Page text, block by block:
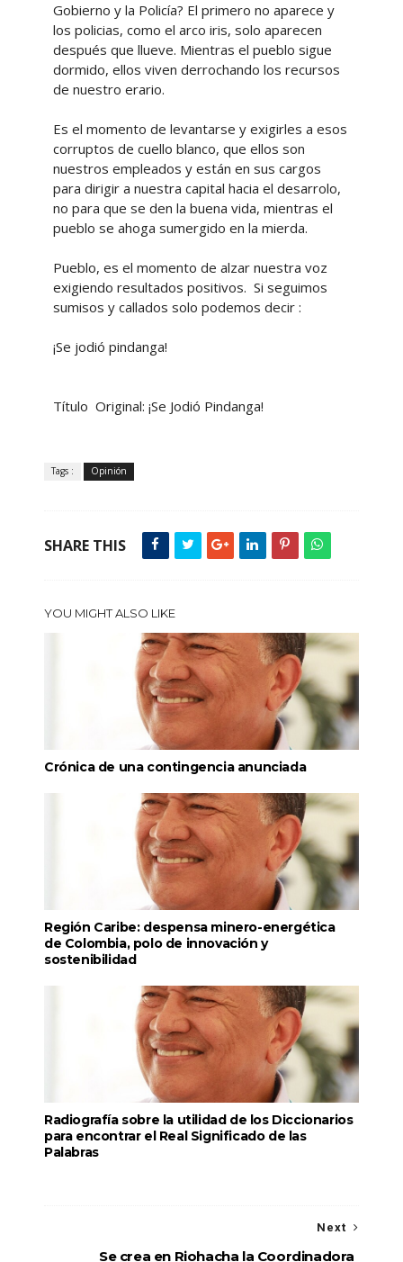
Gobierno y la Policía? El primero no aparece y
los policias, como el arco iris, solo aparecen
después que llueve. Mientras el pueblo sigue
dormido, ellos viven derrochando los recursos
de nuestro erario.
Es el momento de levantarse y exigirles a esos
corruptos de cuello blanco, que ellos son
nuestros empleados y están en sus cargos
para dirigir a nuestra capital hacia el desarrolo,
no para que se den la buena vida, mientras el
pueblo se ahoga sumergido en la mierda.
Pueblo, es el momento de alzar nuestra voz
exigiendo resultados positivos. Si seguimos
sumisos y callados solo podemos decir :
¡Se jodió pindanga!
Título Original: ¡Se Jodió Pindanga!
Tags : Opinión
SHARE THIS
YOU MIGHT ALSO LIKE
Crónica de una contingencia anunciada
Región Caribe: despensa minero-energética
de Colombia, polo de innovación y
sostenibilidad
Radiografía sobre la utilidad de los Diccionarios
para encontrar el Real Significado de las
Palabras
Next
Se crea en Riohacha la Coordinadora